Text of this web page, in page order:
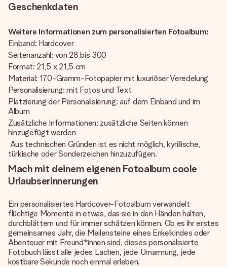
Geschenkdaten
Weitere Informationen zum personalisierten Fotoalbum:
Einband: Hardcover
Seitenanzahl: von 28 bis 300
Format: 21,5 x 21,5 cm
Material: 170-Gramm-Fotopapier mit luxuriöser Veredelung
Personalisierung: mit Fotos und Text
Platzierung der Personalisierung: auf dem Einband und im
Album
Zusätzliche Informationen: zusätzliche Seiten können
hinzugefügt werden
Aus technischen Gründen ist es nicht möglich, kyrillische,
türkische oder Sonderzeichen hinzuzufügen.
Mach mit deinem eigenen Fotoalbum coole
Urlaubserinnerungen
Ein personalisiertes Hardcover-Fotoalbum verwandelt
flüchtige Momente in etwas, das sie in den Händen halten,
durchblättern und für immer schätzen können. Ob es ihr erstes
gemeinsames Jahr, die Meilensteine eines Enkelkindes oder
Abenteuer mit Freund*innen sind, dieses personalisierte
Fotobuch lässt alle jedes Lachen, jede Umarmung, jede
kostbare Sekunde noch einmal erleben.